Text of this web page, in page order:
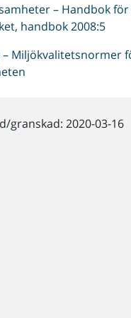
– Handbok
handbok 2008:5
– Miljökvalitetsnormer
granskad: 2020-03-16